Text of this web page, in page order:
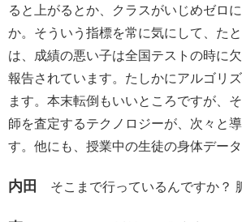
ると上がるとか、クラスがいじめゼロ
か。そういう指標を常に気にして、た
は、成績の悪い子は全国テストの時に
報告されています。たしかにアルゴリ
ます。本末転倒もいいところですが、
師を査定するテクノロジーが、次々と
す。他にも、授業中の生徒の身体データ
内田 そこまで行っているんですか？